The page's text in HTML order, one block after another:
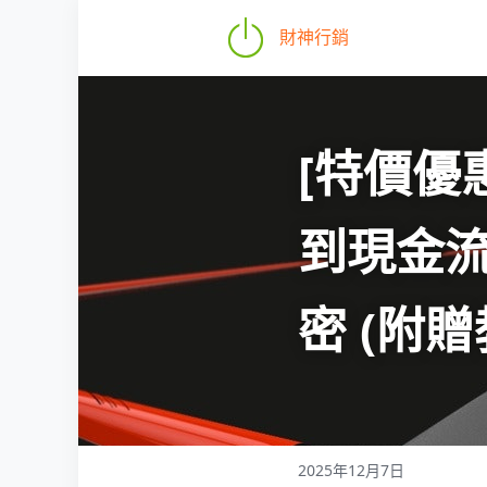
財神行銷
[特價優
到現金
密 (附
2025年12月7日